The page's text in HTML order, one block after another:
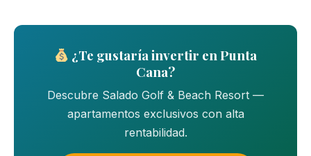
¿Te gustaría invertir en Punta
Cana?
Descubre Salado Golf & Beach Resort —
apartamentos exclusivos con alta
rentabilidad.